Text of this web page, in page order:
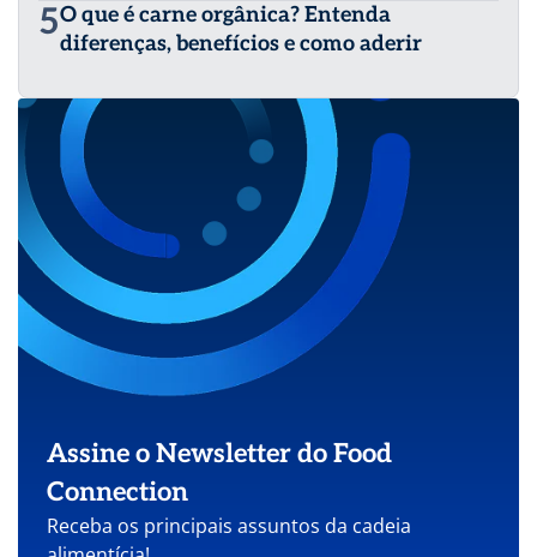
5O que é carne orgânica? Entenda
diferenças, benefícios e como aderir
Assine o Newsletter do Food
Connection
Receba os principais assuntos da cadeia